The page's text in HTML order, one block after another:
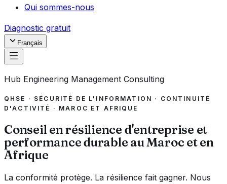
Qui sommes-nous
Diagnostic gratuit
Français
Hub Engineering Management Consulting
QHSE · SÉCURITÉ DE L'INFORMATION · CONTINUITÉ
D'ACTIVITÉ · MAROC ET AFRIQUE
Conseil enrésilience d'entreprise et
performance durable au Maroc et en
Afrique
La conformité protège. La résilience fait gagner. Nous